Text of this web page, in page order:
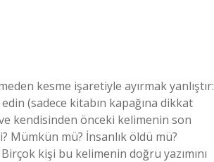
kesme işaretiyle ayırmak yanlıştır:
(sadece kitabın kapağına dikkat
ve kendisinden önceki kelimenin son
Mümkün mü? İnsanlık öldü mü?
Birçok kişi bu kelimenin doğru yazımını